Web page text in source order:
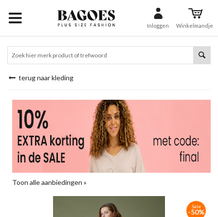
Inloggen Winkelmandje
terug naar kleding
Toon alle aanbiedingen »
Sale
-50%